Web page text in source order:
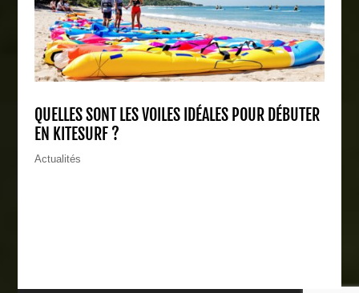
QUELLES SONT LES VOILES IDÉALES POUR DÉBUTER
EN KITESURF ?
Actualités